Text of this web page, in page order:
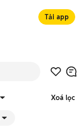
Tải app
Xoá lọc